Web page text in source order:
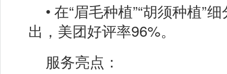
•在“眉毛种植”“胡须种植”
出，美团好评率96%。
服务亮点：